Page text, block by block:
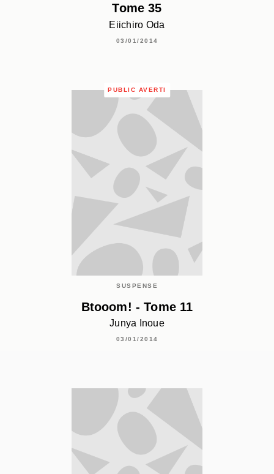
Tome 35
Eiichiro Oda
03/01/2014
PUBLIC AVERTI
SUSPENSE
Btooom! - Tome 11
Junya Inoue
03/01/2014